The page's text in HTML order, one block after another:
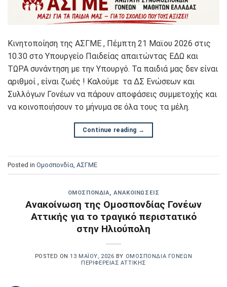
Κινητοποίηση της ΑΣΓΜΕ , Πέμπτη 21 Μαϊου 2026 στις
10.30 στο Υπουργείο Παιδείας απαιτώντας ΕΔΩ και
ΤΩΡΑ συνάντηση με την Υπουργό. Τα παιδιά μας δεν είναι
αριθμοί , είναι ζωές ! Καλούμε τα ΔΣ Ενώσεων και
Συλλόγων Γονέων να πάρουν αποφάσεις συμμετοχής και
να κοινοποιήσουν το μήνυμα σε όλα τους τα μέλη.
Continue reading →
Posted in Oμοσπονδία ΑΣΓΜΕ
OΜΟΣΠΟΝΔΊΑ, ΑΝΑΚΟΙΝΏΣΕΙΣ
Ανακοίνωση της Ομοσπονδίας Γονέων
Αττικής για το τραγικό περιστατικό
στην Ηλιούπολη
POSTED ON13 ΜΑΪ́ΟΥ, 2026 BY ΟΜΟΣΠΟΝΔΊΑ ΓΟΝΈΩΝ
ΠΕΡΙΦΈΡΕΙΑΣ ΑΤΤΙΚΉΣ